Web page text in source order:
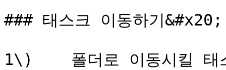
### 태스크 이동하기&#x20;
1\)    폴더로 이동시킬 태